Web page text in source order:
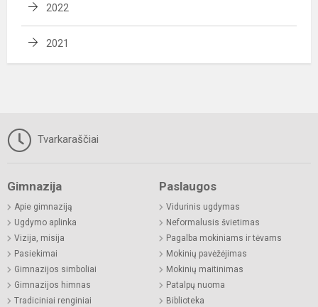
2022
2021
Tvarkaraščiai
Gimnazija
Apie gimnaziją
Ugdymo aplinka
Vizija, misija
Pasiekimai
Gimnazijos simboliai
Gimnazijos himnas
Tradiciniai renginiai
Paslaugos
Vidurinis ugdymas
Neformalusis švietimas
Pagalba mokiniams ir tėvams
Mokinių pavėžėjimas
Mokinių maitinimas
Patalpų nuoma
Biblioteka